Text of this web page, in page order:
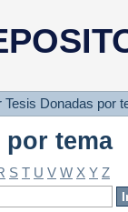
tema
Tesis Donadas por
por tema
S T U V W X Y Z